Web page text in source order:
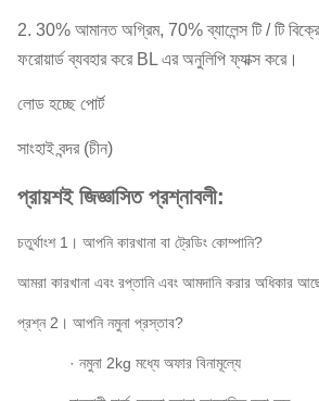
2. 30% আমানত অগ্রিম, 70% ব্যালেন্স টি / টি
ফরোয়ার্ড ব্যবহার করে BL এর অনুলিপি ফ্যাক্স করে।
লোড হচ্ছে পোর্ট
সাংহাই বন্দর (চীন)
প্রায়শই জিজ্ঞাসিত প্রশ্নাবলী:
চতুর্থাংশ 1। আপনি কারখানা বা ট্রেডিং কোম্পানি?
আমরা কারখানা এবং রপ্তানি এবং আমদানি করার অধিকার
প্রশ্ন 2। আপনি নমুনা প্রস্তাব?
· নমুনা 2kg মধ্যে অফার বিনামূল্যে